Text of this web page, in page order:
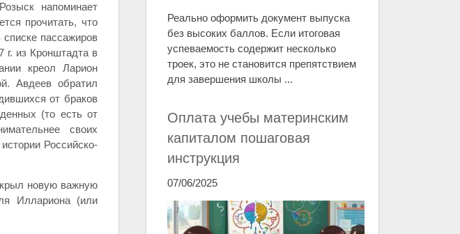
напоминает
прочитать, что
пассажиров
г. из Кронштадта в
креол Ларион
Авдеев обратил
от браков
(то есть от
своих
Российско-
новую важную
Иллариона (или
Реально оформить документ выпуска
без высоких баллов. Если итоговая
успеваемость содержит несколько
троек, это не становится препятствием
для завершения школы ...
Оплата учебы материнским
капиталом пошаговая
инструкция
07/06/2025